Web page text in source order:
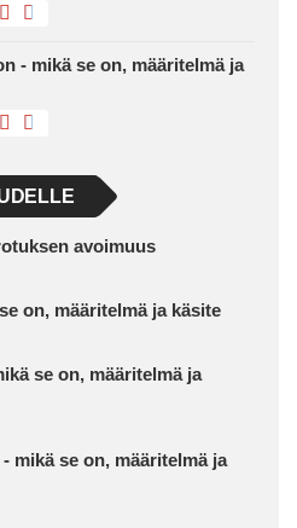
- mikä se on, määritelmä ja
avoimuus
on, määritelmä ja käsite
se on, määritelmä ja
mikä se on, määritelmä ja